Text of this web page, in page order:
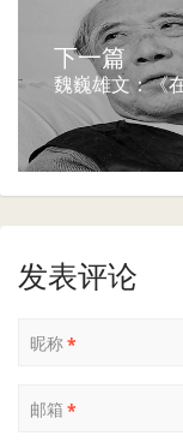
下一篇
魏巍雄文：《
发表评论
昵称*
邮箱 *